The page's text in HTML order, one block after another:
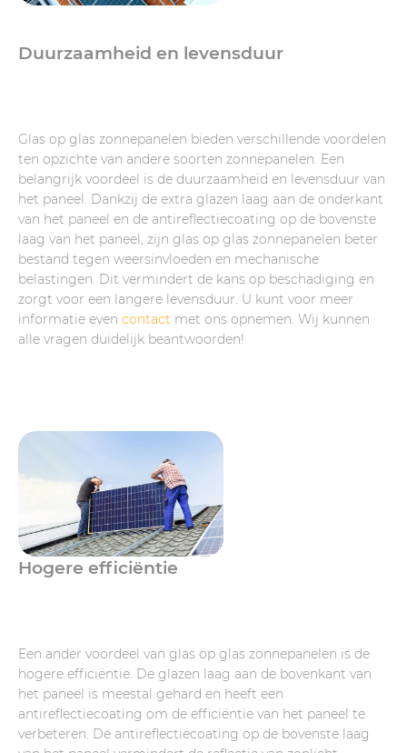
Duurzaamheid en levensduur
Glas op glas zonnepanelen bieden verschillende voordelen
ten opzichte van andere soorten zonnepanelen. Een
belangrijk voordeel is de duurzaamheid en levensduur van
het paneel. Dankzij de extra glazen laag aan de onderkant
van het paneel en de antireflectiecoating op de bovenste
laag van het paneel, zijn glas op glas zonnepanelen beter
bestand tegen weersinvloeden en mechanische
belastingen. Dit vermindert de kans op beschadiging en
zorgt voor een langere levensduur. U kunt voor meer
informatie even contact met ons opnemen. Wij kunnen
alle vragen duidelijk beantwoorden!
Hogere efficiëntie
Een ander voordeel van glas op glas zonnepanelen is de
hogere efficiëntie. De glazen laag aan de bovenkant van
het paneel is meestal gehard en heeft een
antireflectiecoating om de efficiëntie van het paneel te
verbeteren. De antireflectiecoating op de bovenste laag